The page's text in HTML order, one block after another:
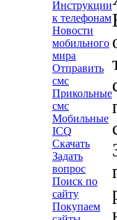
Инструкции
к телефонам
Новости
мобильного
мира
Отправить
смс
Прикольные
смс
Мобильные
ICQ
Скачать
Задать
вопрос
Поиск по
сайту
Покупаем